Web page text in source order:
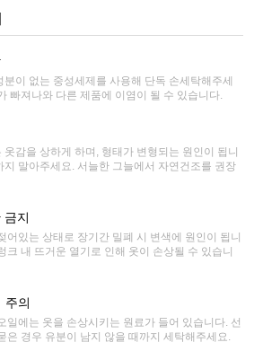
분이 없는 중성세제를 사용해 단독 손세탁해주세
빠져나와 다른 제품에 이염이 될 수 있습니다.
옷감을 상하게 하며, 형태가 변형되는 원인이 됩니
지 말아주세요. 서늘한 그늘에서 자연건조를 권장
금지
어있는 상태로 장기간 밀폐 시 변색에 원인이 됩니
크 내 뜨거운 열기로 인해 옷이 손상될 수 있습니
주의
일에는 옷을 손상시키는 원료가 들어 있습니다. 선
은 경우 유분이 남지 않을 때까지 세탁해주세요.